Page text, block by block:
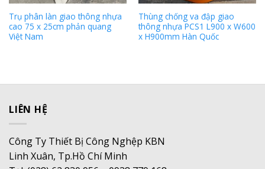
Trụ phân làn giao thông nhựa
cao 75 x 25cm phản quang
Việt Nam
Thùng chống va đập giao
thông nhựa PCS1 L900 x W600
x H900mm Hàn Quốc
LIÊN HỆ
Công Ty Thiết Bị Công Nghệp KBN
Linh Xuân, Tp.Hồ Chí Minh